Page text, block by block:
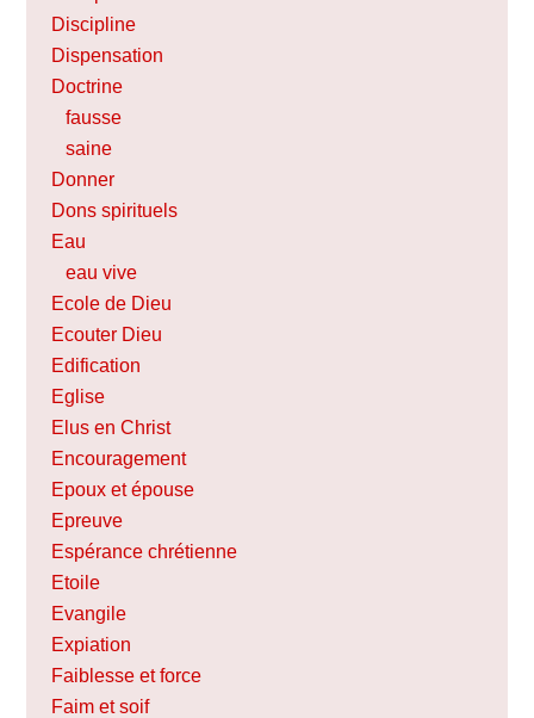
Discipline
Dispensation
Doctrine
fausse
saine
Donner
Dons spirituels
Eau
eau vive
Ecole de Dieu
Ecouter Dieu
Edification
Eglise
Elus en Christ
Encouragement
Epoux et épouse
Epreuve
Espérance chrétienne
Etoile
Evangile
Expiation
Faiblesse et force
Faim et soif